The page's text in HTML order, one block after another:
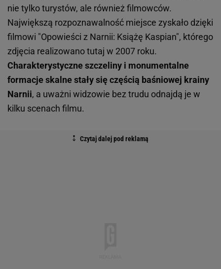
nie tylko turystów, ale również filmowców.
Największą rozpoznawalność miejsce zyskało dzięki
filmowi "Opowieści z Narnii: Książę Kaspian", którego
zdjęcia realizowano tutaj w 2007 roku.
Charakterystyczne szczeliny i monumentalne
formacje skalne stały się częścią baśniowej krainy
Narnii, a uważni widzowie bez trudu odnajdą je w
kilku scenach filmu.